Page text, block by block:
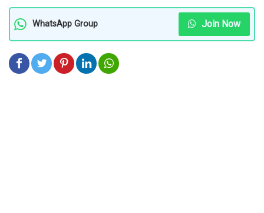
WhatsApp Group Join Now